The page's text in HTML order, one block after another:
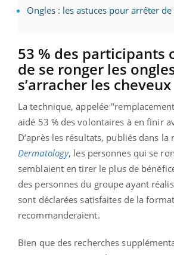
Ongles : les astuces pour arrêter
53 % des participants
de se ronger les
s’arracher les cheveux
La technique, appelée
aidé 53 % des volontaires à en finir
D’après les résultats, publiés dans la
Dermatology, les personnes qui se
semblaient en tirer le plus de
des personnes du groupe ayant
sont déclarées satisfaites de la
recommanderaient.
Bien que des recherches